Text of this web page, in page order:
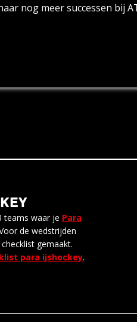
nog meer successen bij
teams waar je Para
de wedstrijden
gemaakt.
para ijshockey.